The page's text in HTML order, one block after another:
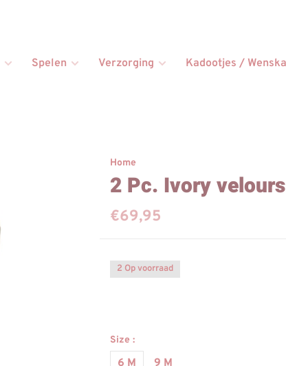
Spelen Verzorging
Kadootjes /
Home
2 Pc. Ivory
€69,95
2 Op voorraad
Size :